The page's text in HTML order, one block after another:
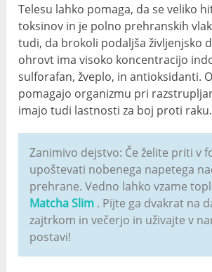
Telesu lahko pomaga, da se veliko
toksinov in je polno prehranskih
tudi, da brokoli podaljša življenjsko
ohrovt ima visoko koncentracijo
sulforafan, žveplo, in antioksidanti.
pomagajo organizmu pri
imajo tudi lastnosti za boj proti raku.
Zanimivo dejstvo: Če želite priti v
upoštevati nobenega napetega
prehrane. Vedno lahko vzame
Matcha Slim . Pijte ga dvakrat na
zajtrkom in večerjo in uživajte v
postavi!